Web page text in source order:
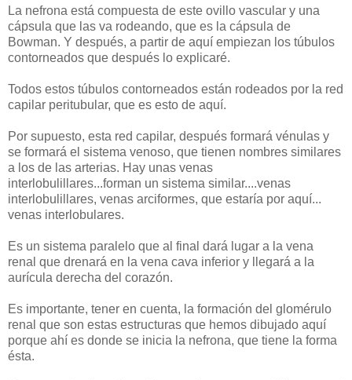
La nefrona está compuesta de este ovillo vascular y una
cápsula que las va rodeando, que es la cápsula de
Bowman. Y después, a partir de aquí empiezan los túbulos
contorneados que después lo explicaré.
Todos estos túbulos contorneados están rodeados por la red
capilar peritubular, que es esto de aquí.
Por supuesto, esta red capilar, después formará vénulas y
se formará el sistema venoso, que tienen nombres similares
a los de las arterias. Hay unas venas
interlobulillares...forman un sistema similar....venas
interlobulillares, venas arciformes, que estaría por aquí...
venas interlobulares.
Es un sistema paralelo que al final dará lugar a la vena
renal que drenará en la vena cava inferior y llegará a la
aurícula derecha del corazón.
Es importante, tener en cuenta, la formación del glomérulo
renal que son estas estructuras que hemos dibujado aquí
porque ahí es donde se inicia la nefrona, que tiene la forma
ésta.